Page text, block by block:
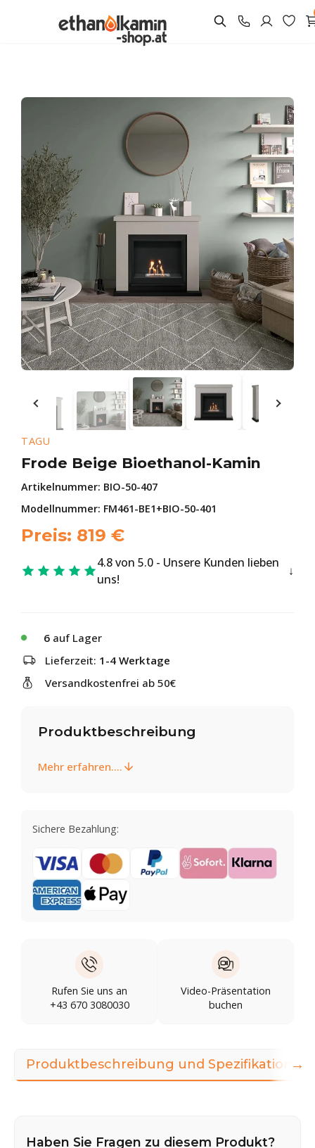
TAGU
Frode Beige Bioethanol-Kamin
Artikelnummer: BIO-50-407
Modellnummer: FM461-BE1+BIO-50-401
Preis: 819 €
4.8 von 5.0 - Unsere Kunden lieben
uns!
6 auf Lager
Lieferzeit: 1-4 Werktage
Versandkostenfrei ab 50€
Produktbeschreibung
Mehr erfahren....
Sichere Bezahlung:
Rufen Sie uns an
+43 670 3080030
Video-Präsentation
buchen
Produktbeschreibung und Spezifikationen
Haben Sie Fragen zu diesem Produkt?
→